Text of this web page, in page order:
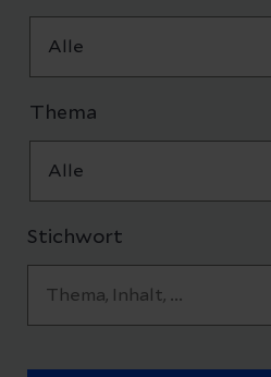
Thema
Stichwort